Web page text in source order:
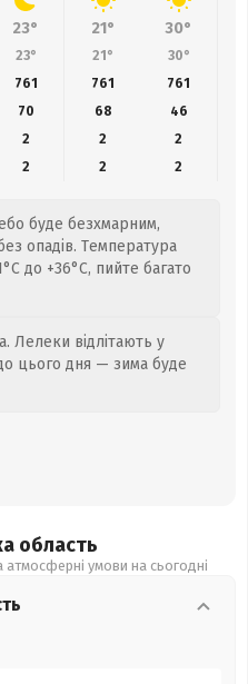
23° 21° 30°
23° 21° 30°
761 761 761
70 68 46
2 2
2
2 2 2
буде безхмарним,
опадів. Температура
до +36°C, пийте багато
Лелеки відлітають у
цього дня — зима буде
область
умови на сьогодні